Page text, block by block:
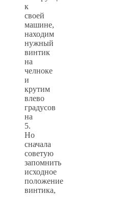
к
своей
машине,
находим
нужный
винтик
на
челноке
и
крутим
влево
градусов
на
5.
Но
сначала
советую
запомнить
исходное
положение
винтика,